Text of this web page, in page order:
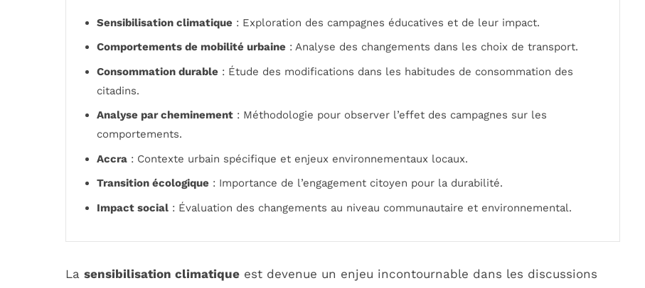
Sensibilisation climatique : Exploration des campagnes éducatives et de leur impact.
Comportements de mobilité urbaine : Analyse des changements dans les choix de transport.
Consommation durable : Étude des modifications dans les habitudes de consommation des
citadins.
Analyse par cheminement : Méthodologie pour observer l’effet des campagnes sur les
comportements.
Accra : Contexte urbain spécifique et enjeux environnementaux locaux.
Transition écologique : Importance de l’engagement citoyen pour la durabilité.
Impact social : Évaluation des changements au niveau communautaire et environnemental.
La sensibilisation climatique est devenue un enjeu incontournable dans les discussions